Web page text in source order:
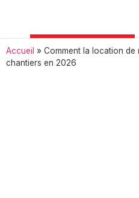
Accueil » Comment la location de
chantiers en 2026